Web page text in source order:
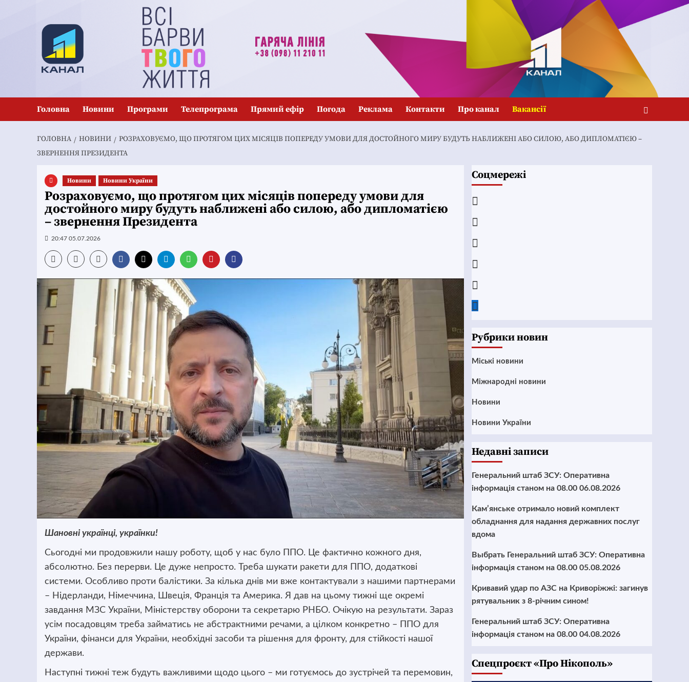
Головна Новини Програми Телепрограма Прямий ефір Погода Реклама Контакти Про канал Вакансії
ГОЛОВНА НОВИНИ
РОЗРАХОВУЄМО, ЩО ПРОТЯГОМ ЦИХ МІСЯЦІВ ПОПЕРЕДУ УМОВИ ДЛЯ ДОСТОЙНОГО МИРУ БУДУТЬ НАБЛИЖЕНІ АБО СИЛОЮ, АБО ДИПЛОМАТІЄЮ –
ЗВЕРНЕННЯ ПРЕЗИДЕНТА
Новини Новини України
Розраховуємо, що протягом цих місяців попереду умови для
достойного миру будуть наближені або силою, або дипломатією
– звернення Президента
20:47 05.07.2026
Шановні українці, українки!
Сьогодні ми продовжили нашу роботу, щоб у нас було ППО. Це фактично кожного дня,
абсолютно. Без перерви. Це дуже непросто. Треба шукати ракети для ППО, додаткові
системи. Особливо проти балістики. За кілька днів ми вже контактували з нашими партнерами
– Нідерланди, Німеччина, Швеція, Франція та Америка. Я дав на цьому тижні ще окремі
завдання МЗС України, Міністерству оборони та секретарю РНБО. Очікую на результати. Зараз
усім посадовцям треба займатись не абстрактними речами, а цілком конкретно – ППО для
України, фінанси для України, необхідні засоби та рішення для фронту, для стійкості нашої
держави.
Наступні тижні теж будуть важливими щодо цього – ми готуємось до зустрічей та перемовин,
Соцмережі
Рубрики новин
Mіські новини
Міжнародні новини
Новини
Новини України
Недавні записи
Генеральний штаб ЗСУ: Оперативна
інформація станом на 08.00 06.08.2026
Кам’янське отримало новий комплект
обладнання для надання державних послуг
вдома
Выбрать Генеральний штаб ЗСУ: Оперативна
інформація станом на 08.00 05.08.2026
Кривавий удар по АЗС на Криворіжжі: загинув
рятувальник з 8-річним сином!
Генеральний штаб ЗСУ: Оперативна
інформація станом на 08.00 04.08.2026
Cпецпроєкт «Про Нікополь»